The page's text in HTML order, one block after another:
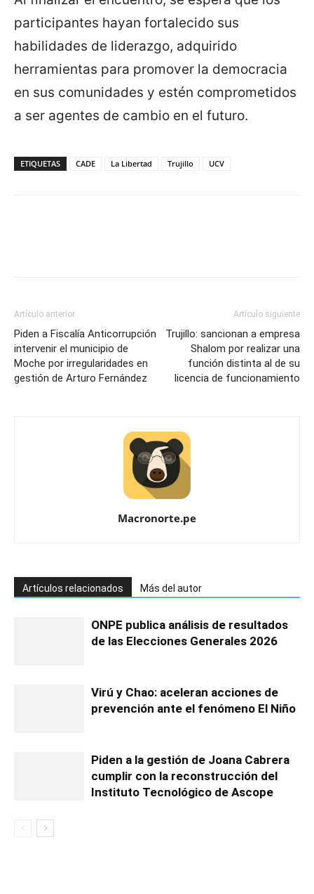
participantes hayan fortalecido sus
habilidades de liderazgo, adquirido
herramientas para promover la democracia
en sus comunidades y estén comprometidos
a ser agentes de cambio en el futuro.
ETIQUETAS CADE La Libertad Trujillo UCV
Artículo anterior
Piden a Fiscalía Anticorrupción
intervenir el municipio de
Moche por irregularidades en
gestión de Arturo Fernández
Artículo siguiente
Trujillo: sancionan a empresa
Shalom por realizar una
función distinta al de su
licencia de funcionamiento
Macronorte.pe
Artículos relacionados Más del autor
ONPE publica análisis de resultados
de las Elecciones Generales 2026
Virú y Chao: aceleran acciones de
prevención ante el fenómeno El Niño
Piden a la gestión de Joana Cabrera
cumplir con la reconstrucción del
Instituto Tecnológico de Ascope